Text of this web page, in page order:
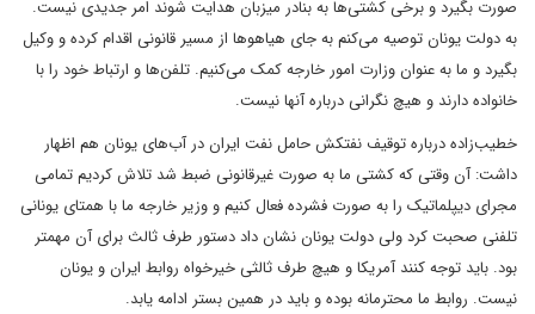
صورت بگیرد و برخی کشتی‌ها به بنادر میزبان هدایت شوند امر جدیدی نیست.
به دولت یونان توصیه می‌کنم به جای هیاهوها از مسیر قانونی اقدام کرده و وکیل
بگیرد و ما به عنوان وزارت امور خارجه کمک می‌کنیم. تلفن‌ها و ارتباط خود را با
خانواده دارند و هیچ نگرانی درباره آنها نیست.
خطیب‌زاده درباره توقیف نفتکش حامل نفت ایران در آب‌های یونان هم اظهار
داشت: آن وقتی که کشتی ما به صورت غیرقانونی ضبط شد تلاش کردیم تمامی
مجرای دیپلماتیک را به صورت فشرده فعال کنیم و وزیر خارجه ما با همتای یونانی
تلفنی صحبت کرد ولی دولت یونان نشان داد دستور طرف ثالث برای آن مهمتر
بود. باید توجه کنند آمریکا و هیچ طرف ثالثی خیرخواه روابط ایران و یونان
نیست. روابط ما محترمانه بوده و باید در همین بستر ادامه یابد.